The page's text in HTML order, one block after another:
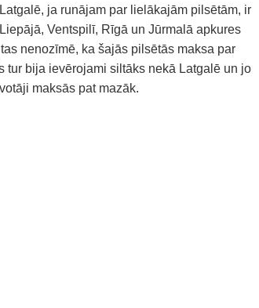
ja runājam par lielākajām pilsētām, ir
Ventspilī, Rīgā un Jūrmalā apkures
nenozīmē, ka šajās pilsētās maksa par
bija ievērojami siltāks nekā Latgalē un jo
maksās pat mazāk.